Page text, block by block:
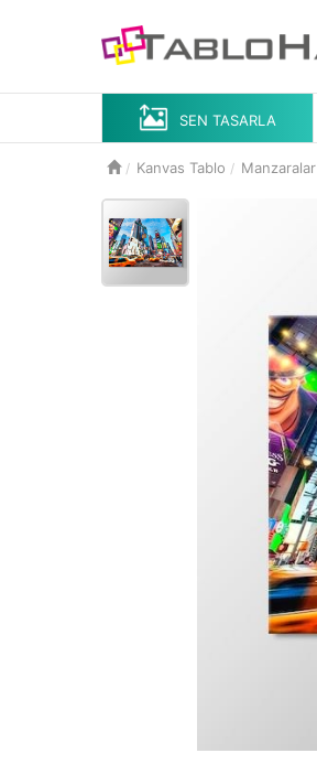
SEN TASARLA
Kanvas Tablo Manzaralar